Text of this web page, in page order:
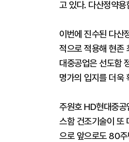
고 있다. 다산정약
이번에 진수된 다산
적으로 적용해 현존
대중공업은 선도함
명가의 입지를 더욱
주원호 HD현대중공
스함 건조기술이 또
으로 앞으로도 80